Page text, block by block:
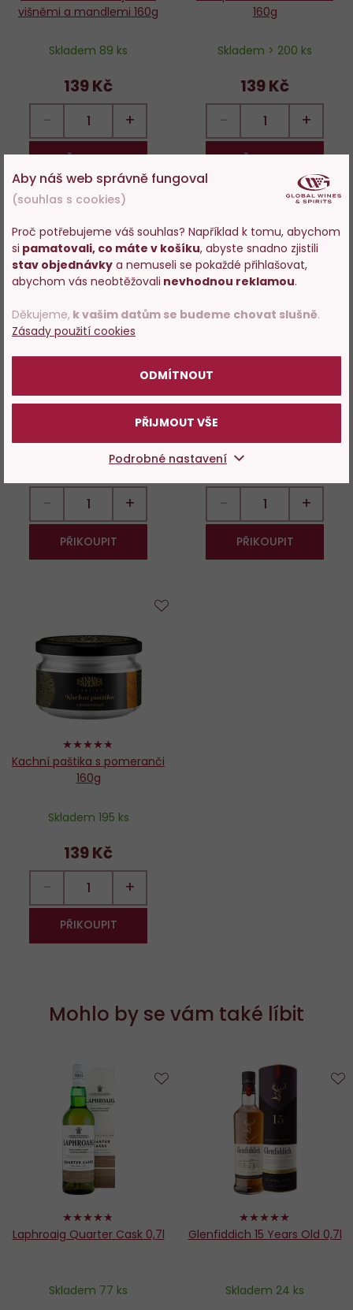
višněmi a mandlemi 160g
Skladem 89 ks
139 Kč
− +
PŘIKOUPIT
160g
Skladem > 200 ks
139 Kč
− +
PŘIKOUPIT
92%
Oříšky z pece - Lanýž a
barevný pepř, 160 g, Mixit
189 Kč
− +
PŘIKOUPIT
Do
oblíbených
94%
Ořechy z udírny, 170 g, Mixit
− +
PŘIKOUPIT
94%
Kachní paštika s pomeranči
160g
Skladem 195 ks
139 Kč
− +
PŘIKOUPIT
Mohlo by se vám také líbit
94%
Laphroaig Quarter Cask 0,7l
Skladem 77 ks
98%
Glenfiddich 15 Years Old 0,7l
Skladem 24 ks
Aby náš web správně fungoval
(souhlas s cookies)
Proč potřebujeme váš souhlas? Například k tomu, abychom
si pamatovali, co máte v košíku, abyste snadno zjistili
stav objednávky a nemuseli se pokaždé přihlašovat,
abychom vás neobtěžovali nevhodnou reklamou.
Děkujeme, k vašim datům se budeme chovat slušně.
Zásady použití cookies
ODMÍTNOUT
PŘIJMOUT VŠE
Podrobné nastavení
Vstupujete na stránky
s prodejem alkoholu. Prosím